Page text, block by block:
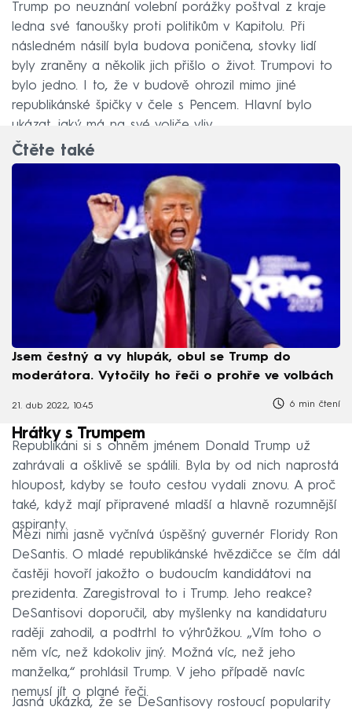
Trump po neuznání volební porážky poštval z kraje
ledna své fanoušky proti politikům v Kapitolu. Při
následném násilí byla budova poničena, stovky lidí
byly zraněny a několik jich přišlo o život. Trumpovi to
bylo jedno. I to, že v budově ohrozil mimo jiné
republikánské špičky v čele s Pencem. Hlavní bylo
ukázat, jaký má na své voliče vliv.
Čtěte také
Jsem čestný a vy hlupák, obul se Trump do
moderátora. Vytočily ho řeči o prohře ve volbách
21. dub 2022, 10:45 6 min čtení
Hrátky s Trumpem
Republikáni si s ohněm jménem Donald Trump už
zahrávali a ošklivě se spálili. Byla by od nich naprostá
hloupost, kdyby se touto cestou vydali znovu. A proč
také, když mají připravené mladší a hlavně rozumnější
aspiranty.
Mezi nimi jasně vyčnívá úspěšný guvernér Floridy Ron
DeSantis. O mladé republikánské hvězdičce se čím dál
častěji hovoří jakožto o budoucím kandidátovi na
prezidenta. Zaregistroval to i Trump. Jeho reakce?
DeSantisovi doporučil, aby myšlenky na kandidaturu
raději zahodil, a podtrhl to výhrůžkou. „Vím toho o
něm víc, než kdokoliv jiný. Možná víc, než jeho
manželka,“ prohlásil Trump. V jeho případě navíc
nemusí jít o plané řeči.
Jasná ukázka, že se DeSantisovy rostoucí popularity